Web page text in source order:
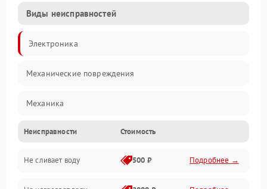
Виды неисправностей
Электроника
Механические повреждения
Механика
Управление
Электропитание
Неисправности Стоимость
Не сливает воду 500 ₽ Подробнее →